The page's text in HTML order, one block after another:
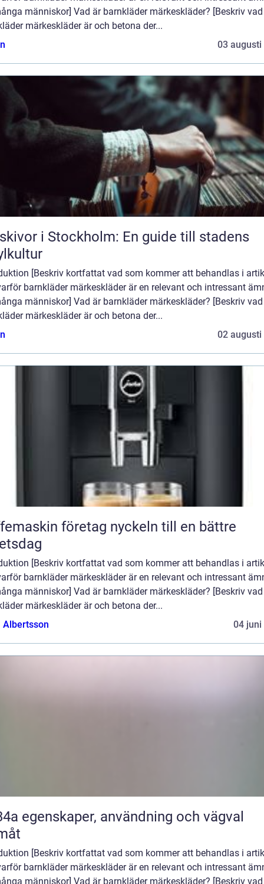
människor] Vad är barnkläder märkeskläder? [Beskriv vad
märkeskläder är och betona der...
03 augusti
i Stockholm: En guide till stadens
[Beskriv kortfattat vad som kommer att behandlas i
barnkläder märkeskläder är en relevant och intressant
människor] Vad är barnkläder märkeskläder? [Beskriv vad
märkeskläder är och betona der...
02 augusti
företag nyckeln till en bättre
[Beskriv kortfattat vad som kommer att behandlas i
barnkläder märkeskläder är en relevant och intressant
människor] Vad är barnkläder märkeskläder? [Beskriv vad
märkeskläder är och betona der...
Albertsson
04 juni
och vägval
[Beskriv kortfattat vad som kommer att behandlas i
barnkläder märkeskläder är en relevant och intressant
människor] Vad är barnkläder märkeskläder? [Beskriv vad